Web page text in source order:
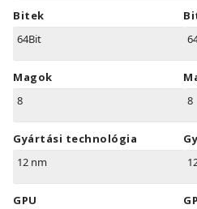
Bitek
64Bit
Magok
8
Gyártási technológia
12 nm
GPU
8